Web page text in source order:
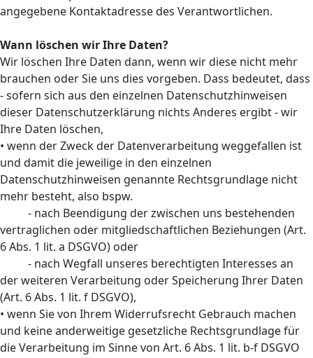
angegebene Kontaktadresse des Verantwortlichen.
Wann löschen wir Ihre Daten?
Wir löschen Ihre Daten dann, wenn wir diese nicht mehr
brauchen oder Sie uns dies vorgeben. Dass bedeutet, dass
- sofern sich aus den einzelnen Datenschutzhinweisen
dieser Datenschutzerklärung nichts Anderes ergibt - wir
Ihre Daten löschen,
• wenn der Zweck der Datenverarbeitung weggefallen ist
und damit die jeweilige in den einzelnen
Datenschutzhinweisen genannte Rechtsgrundlage nicht
mehr besteht, also bspw.
- nach Beendigung der zwischen uns bestehenden
vertraglichen oder mitgliedschaftlichen Beziehungen (Art.
6 Abs. 1 lit. a DSGVO) oder
- nach Wegfall unseres berechtigten Interesses an
der weiteren Verarbeitung oder Speicherung Ihrer Daten
(Art. 6 Abs. 1 lit. f DSGVO),
• wenn Sie von Ihrem Widerrufsrecht Gebrauch machen
und keine anderweitige gesetzliche Rechtsgrundlage für
die Verarbeitung im Sinne von Art. 6 Abs. 1 lit. b-f DSGVO